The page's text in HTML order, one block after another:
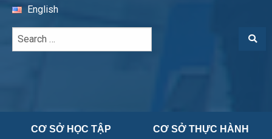
English
CƠ SỞ HỌC TẬP CƠ SỞ THỰC HÀNH